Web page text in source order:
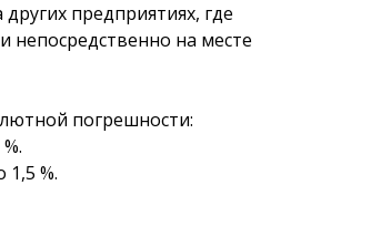
предприятиях, где
непосред­ственно на месте
погрешности:
%.